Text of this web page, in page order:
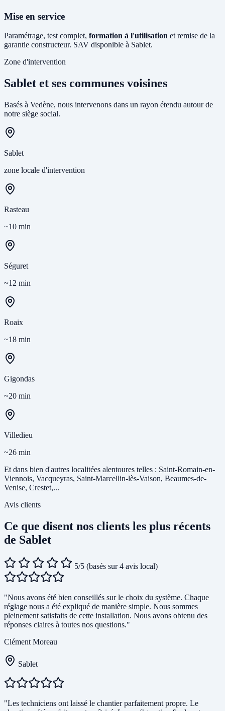
Mise en service
Paramétrage, test complet, formation à l'utilisation et remise de la
garantie constructeur. SAV disponible à Sablet.
Zone d'intervention
Sablet et ses communes voisines
Basés à Vedène, nous intervenons dans un rayon étendu autour de
notre siège social.
Sablet
zone locale d'intervention
Rasteau
~10 min
Séguret
~12 min
Roaix
~18 min
Gigondas
~20 min
Villedieu
~26 min
Et dans bien d'autres localitées alentoures telles : Saint-Romain-en-
Viennois, Vacqueyras, Saint-Marcellin-lès-Vaison, Beaumes-de-
Venise, Crestet,...
Avis clients
Ce que disent nos clients les plus récents
de Sablet
5/5 (basés sur 4 avis local)
"Nous avons été bien conseillés sur le choix du système. Chaque
réglage nous a été expliqué de manière simple. Nous sommes
pleinement satisfaits de cette installation. Nous avons obtenu des
réponses claires à toutes nos questions."
Clément Moreau
Sablet
"Les techniciens ont laissé le chantier parfaitement propre. Le